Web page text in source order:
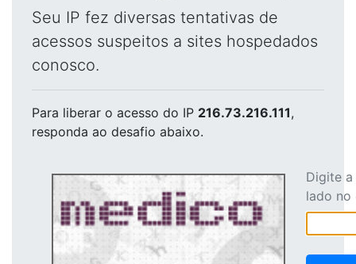
Seu IP fez diversas tentativas de
acessos suspeitos a sites hospedados
conosco.
Para liberar o acesso do IP 216.73.216.111,
responda ao desafio abaixo.
Digite
lado no